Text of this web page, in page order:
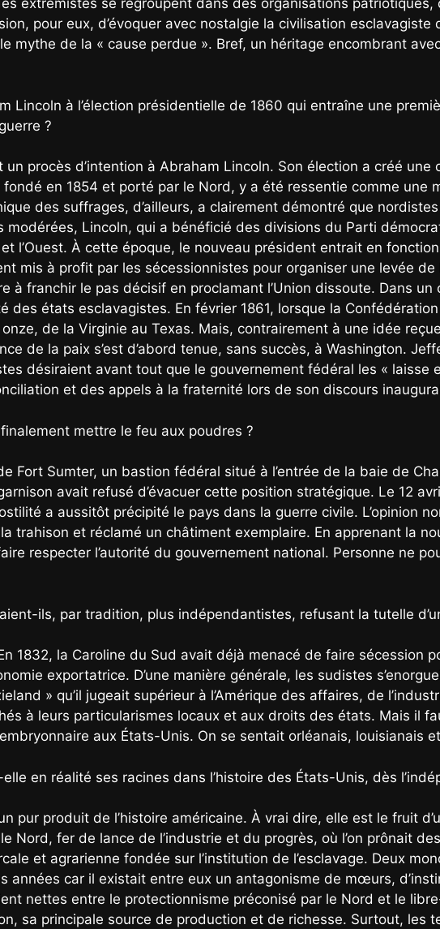
extrémistes se regroupent dans des organisations
pour eux, d’évoquer avec nostalgie la civilisation
mythe de la « cause perdue ». Bref, un héritage encombrant
Lincoln à l’élection présidentielle de 1860 qui entraîne une
?
procès d’intention à Abraham Lincoln. Son élection a créé
en 1854 et porté par le Nord, y a été ressentie comme une
des suffrages, d’ailleurs, a clairement démontré que
modérées, Lincoln, qui a bénéficié des divisions du Parti
l’Ouest. À cette époque, le nouveau président entrait en
mis à profit par les sécessionnistes pour organiser une levée
à franchir le pas décisif en proclamant l’Union dissoute. Dans un
des états esclavagistes. En février 1861, lorsque la
de la Virginie au Texas. Mais, contrairement à une idée
de la paix s’est d’abord tenue, sans succès, à Washington.
désiraient avant tout que le gouvernement fédéral les « laisse
et des appels à la fraternité lors de son discours
mettre le feu aux poudres ?
Fort Sumter, un bastion fédéral situé à l’entrée de la baie de
avait refusé d’évacuer cette position stratégique. Le 12
a aussitôt précipité le pays dans la guerre civile. L’opinion
trahison et réclamé un châtiment exemplaire. En apprenant la
respecter l’autorité du gouvernement national. Personne ne
ils, par tradition, plus indépendantistes, refusant la tutelle
1832, la Caroline du Sud avait déjà menacé de faire sécession
exportatrice. D’une manière générale, les sudistes
» qu’il jugeait supérieur à l’Amérique des affaires, de
à leurs particularismes locaux et aux droits des états. Mais il
aux États-Unis. On se sentait orléanais, louisianais
en réalité ses racines dans l’histoire des États-Unis, dès
pur produit de l’histoire américaine. À vrai dire, elle est le fruit
Nord, fer de lance de l’industrie et du progrès, où l’on prônait
et agrarienne fondée sur l’institution de l’esclavage. Deux
années car il existait entre eux un antagonisme de mœurs,
nettes entre le protectionnisme préconisé par le Nord et le
sa principale source de production et de richesse. Surtout, les